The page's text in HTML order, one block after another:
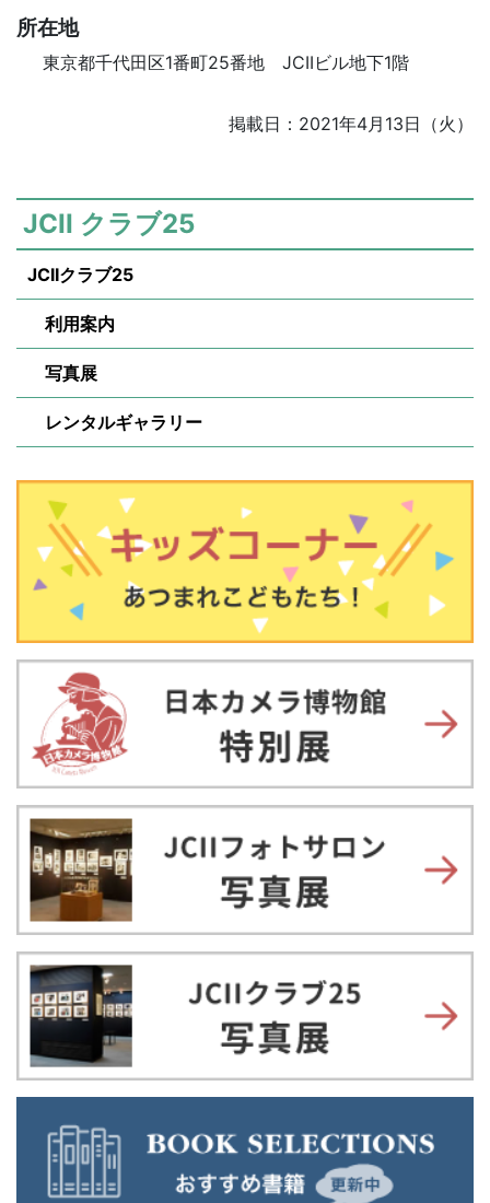
所在地
東京都千代田区1番町25番地 JCIIビル地下1階
掲載日：2021年4月13日（火）
JCII クラブ25
JCIIクラブ25
利用案内
写真展
レンタルギャラリー